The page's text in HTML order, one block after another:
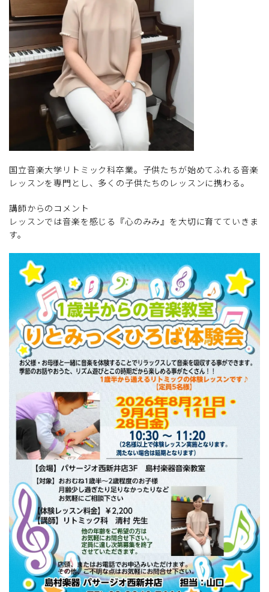
国立音楽大学リトミック科卒業。子供たちが始めてふれる音楽
レッスンを専門とし、多くの子供たちのレッスンに携わる。
講師からのコメント
レッスンでは音楽を感じる『心のみみ』を大切に育てていきま
す。